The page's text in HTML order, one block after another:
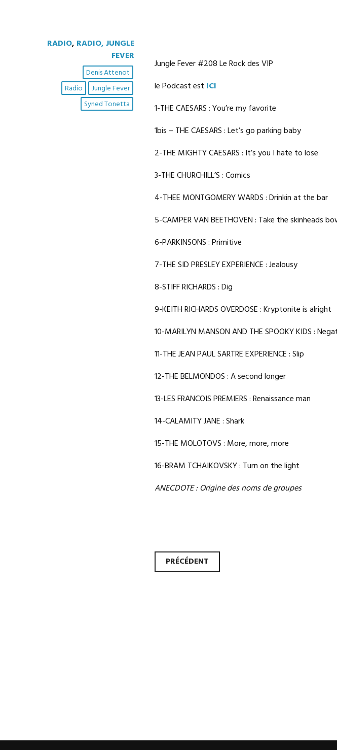
RADIO, RADIO, JUNGLE
FEVER
Denis Attenot
Jungle Fever
Radio
Syned Tonetta
Jungle Fever #208 Le Rock des VIP
le Podcast est ICI
1-THE CAESARS : You’re my favorite
1bis – THE CAESARS : Let’s go parking baby
2-THE MIGHTY CAESARS : It’s you I hate to lose
3-THE CHURCHILL’S : Comics
4-THEE MONTGOMERY WARDS : Drinkin at the bar
5-CAMPER VAN BEETHOVEN : Take the skinheads
6-PARKINSONS : Primitive
7-THE SID PRESLEY EXPERIENCE : Jealousy
8-STIFF RICHARDS : Dig
9-KEITH RICHARDS OVERDOSE : Kryptonite is alright
10-MARILYN MANSON AND THE SPOOKY KIDS :
11-THE JEAN PAUL SARTRE EXPERIENCE : Slip
12-THE BELMONDOS : A second longer
13-LES FRANCOIS PREMIERS : Renaissance man
14-CALAMITY JANE : Shark
15-THE MOLOTOVS : More, more, more
16-BRAM TCHAIKOVSKY : Turn on the light
ANECDOTE : Origine des noms de groupes
Navigation
PRÉCÉDENT